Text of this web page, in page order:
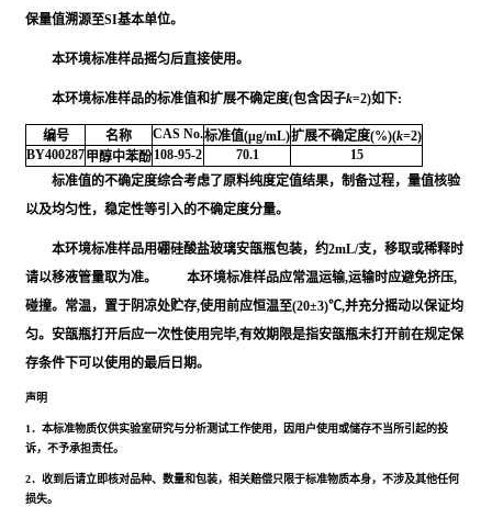
保量值溯源至SI基本单位。
本环境标准样品摇匀后直接使⽤。
本环境标准样品的标准值和扩展不确定度(包含因子k=2)如下:
编号 名称 CAS No.标准值(μg/mL)扩展不确定度(%)(k=2)
BY400287甲醇中苯酚 108-95-2 70.1
15
标准值的不确定度综合考虑了原料纯度定值结果，制备过程，量值核验
以及均匀性，稳定性等引入的不确定度分量。
本环境标准样品⽤硼硅酸盐玻璃安瓿瓶包装，约2mL/⽀，移取或稀释时
请以移液管量取为准。 本环境标准样品应常温运输,运输时应避免挤压,
碰撞。常温，置于阴凉处贮存,使用前应恒温至(20±3)℃,并充分摇动以保证均
匀。安瓿瓶打开后应一次性使用完毕,有效期限是指安瓿瓶未打开前在规定保
存条件下可以使用的最后日期。
声明
1．本标准物质仅供实验室研究与分析测试工作使用，因用户使用或储存不当所引起的投
诉，不予承担责任。
2．收到后请立即核对品种、数量和包装，相关赔偿只限于标准物质本身，不涉及其他任何
损失。